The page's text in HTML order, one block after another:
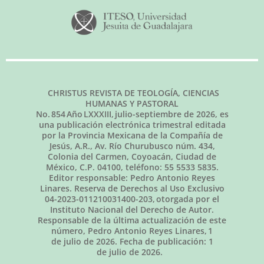
CHRISTUS REVISTA DE TEOLOGÍA, CIENCIAS
HUMANAS Y PASTORAL
No.854Año LXXXIII, julio-septiembre de 2026, es
una publicación electrónica trimestral editada
por la Provincia Mexicana de la Compañía de
Jesús, A.R., Av. Río Churubusco núm. 434,
Colonia del Carmen, Coyoacán, Ciudad de
México, C.P. 04100, teléfono: 55 5533 5835.
Editor responsable: Pedro Antonio Reyes
Linares. Reserva de Derechos al Uso Exclusivo
04-2023-011210031400-203, otorgada por el
Instituto Nacional del Derecho de Autor.
Responsable de la última actualización de este
número, Pedro Antonio Reyes Linares, 1
de julio de 2026. Fecha de publicación: 1
de julio de 2026.